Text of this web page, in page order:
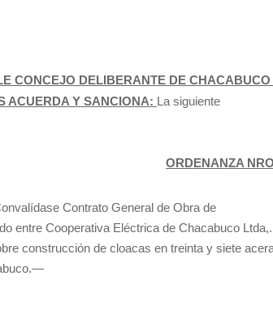
CONCEJO DELIBERANTE DE
ACUERDA Y SANCIONA: La siguiente
ORDENANZA
Contrato General de Obra de
entre Cooperativa Eléctrica de Chacabuco
construcción de cloacas en treinta y siete